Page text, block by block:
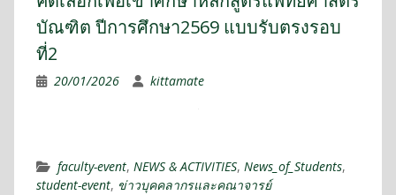
บัณฑิต ปีการศึกษา2569 แบบรับตรงรอบ
ที่2
20/01/2026 kittamate
faculty-event, NEWS & ACTIVITIES, News_of_Students,
student-event, ข่าวบุคคลากรและคณาจารย์